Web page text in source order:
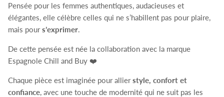
Pensée pour les femmes authentiques, audacieuses et
élégantes, elle célèbre celles qui ne s’habillent pas pour plaire,
mais pours’exprimer.
De cette pensée est née la collaboration avec la marque
Espagnole Chill and Buy ❤️
Chaque pièce est imaginée pour allierstyle, confort et
confiance, avec une touche de modernité qui ne suit pas les